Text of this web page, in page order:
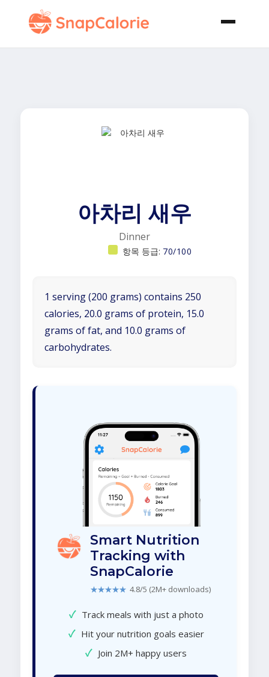
아차리 새우
Dinner
항목 등급: 70/100
1 serving (200 grams) contains 250
calories, 20.0 grams of protein, 15.0
grams of fat, and 10.0 grams of
carbohydrates.
Smart Nutrition
Tracking with
SnapCalorie
★★★★★ 4.8/5 (2M+ downloads)
✓ Track meals with just a photo
✓ Hit your nutrition goals easier
✓ Join 2M+ happy users